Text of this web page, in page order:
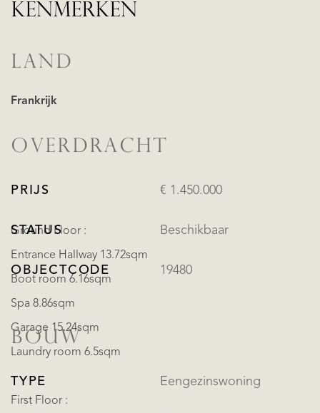
Ground Floor :
Entrance Hallway 13.72sqm
Boot room 6.16sqm
Spa 8.86sqm
Garage 15.24sqm
Laundry room 6.5sqm
First Floor :
KENMERKEN
LAND
Frankrijk
OVERDRACHT
PRIJS € 1.450.000
STATUS Beschikbaar
OBJECTCODE 19480
BOUW
TYPE Eengezinswoning